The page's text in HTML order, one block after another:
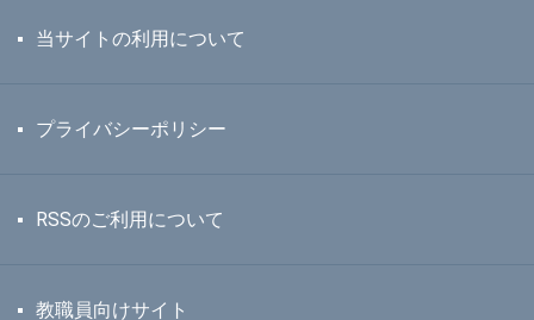
当サイトの利用について
プライバシーポリシー
RSSのご利用について
教職員向けサイト